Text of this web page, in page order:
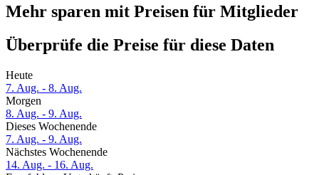
Mehr sparen mit Preisen für Mitglieder
Überprüfe die Preise für diese Daten
Heute
7. Aug. - 8. Aug.
Morgen
8. Aug. - 9. Aug.
Dieses Wochenende
7. Aug. - 9. Aug.
Nächstes Wochenende
14. Aug. - 16. Aug.